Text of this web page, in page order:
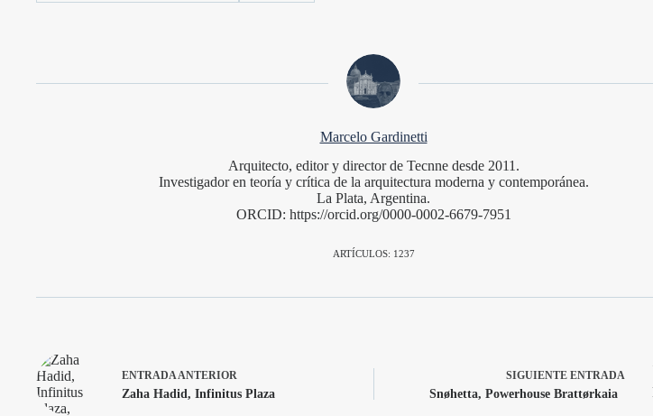
Marcelo Gardinetti
Arquitecto, editor y director de Tecnne desde 2011.
Investigador en teoría y crítica de la arquitectura moderna y contemporánea.
La Plata, Argentina.
ORCID: https://orcid.org/0000-0002-6679-7951
ARTÍCULOS: 1237
ENTRADAANTERIOR
Zaha Hadid, Infinitus Plaza
SIGUIENTE ENTRADA
Snøhetta, Powerhouse Brattørkaia